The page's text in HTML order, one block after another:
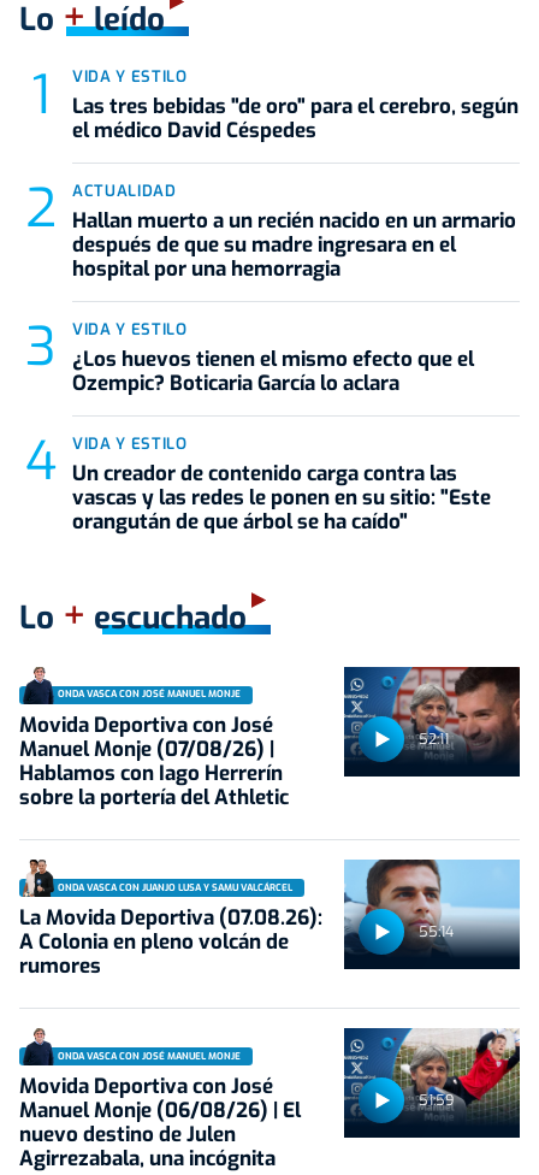
Lo +leído
VIDA Y ESTILO
Las tres bebidas "de oro" para el cerebro, según
el médico David Céspedes
ACTUALIDAD
Hallan muerto a un recién nacido en un armario
después de que su madre ingresara en el
hospital por una hemorragia
VIDA Y ESTILO
¿Los huevos tienen el mismo efecto que el
Ozempic? Boticaria García lo aclara
VIDA Y ESTILO
Un creador de contenido carga contra las
vascas y las redes le ponen en su sitio: "Este
orangután de que árbol se ha caído"
Lo + escuchado
52:11
ONDA VASCA CON JOSÉ MANUEL MONJE
Movida Deportiva con José
Manuel Monje (07/08/26) |
Hablamos con Iago Herrerín
sobre la portería del Athletic
55:14
ONDA VASCA CON JUANJO LUSA Y SAMU VALCÁRCEL
La Movida Deportiva (07.08.26):
A Colonia en pleno volcán de
rumores
51:59
ONDA VASCA CON JOSÉ MANUEL MONJE
Movida Deportiva con José
Manuel Monje (06/08/26) | El
nuevo destino de Julen
Agirrezabala, una incógnita